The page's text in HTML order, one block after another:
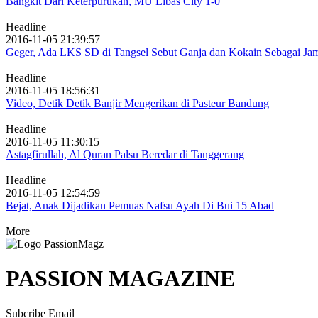
Headline
2016-11-05 21:39:57
Geger, Ada LKS SD di Tangsel Sebut Ganja dan Kokain Sebagai
Headline
2016-11-05 18:56:31
Video, Detik Detik Banjir Mengerikan di Pasteur Bandung
Headline
2016-11-05 11:30:15
Astagfirullah, Al Quran Palsu Beredar di Tanggerang
Headline
2016-11-05 12:54:59
Bejat, Anak Dijadikan Pemuas Nafsu Ayah Di Bui 15 Abad
More
PASSION MAGAZINE
Subcribe Email